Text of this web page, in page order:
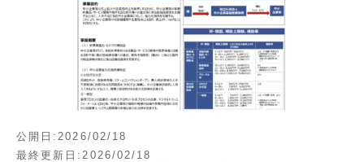
公開日:2026/02/18
最終更新日:2026/02/18